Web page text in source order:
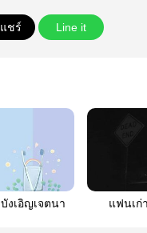
แชร์ Line it
บังเอิญเจตนา แฟนเก่